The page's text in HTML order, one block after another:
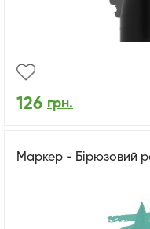
126 грн.
Маркер - Бірюзовий